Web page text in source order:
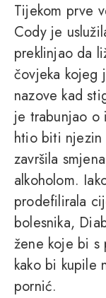
Tijekom prve
Cody je
preklinjao da
čovjeka kojeg
nazove kad
je trabunjao o
htio biti
završila
alkoholom.
prodefilirala
bolesnika,
žene koje bi s
kako bi kupile
pornić.